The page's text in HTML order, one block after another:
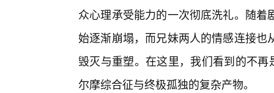
众心理承受能力的一次彻底洗礼。随
始逐渐崩塌，而兄妹两人的情感连接
毁灭与重塑。在这里，我们看到的不
尔摩综合征与终极孤独的复杂产物。